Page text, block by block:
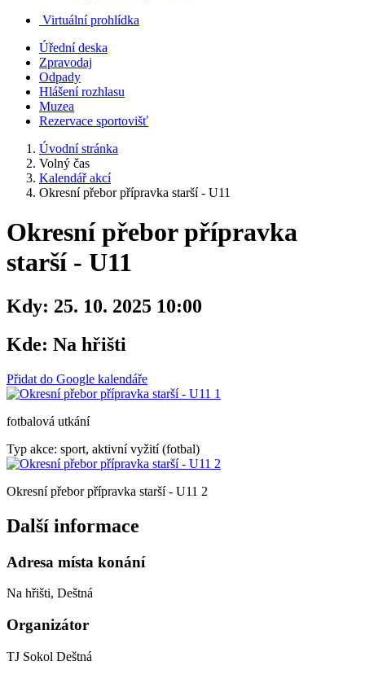
Virtuální prohlídka
Úřední deska
Zpravodaj
Odpady
Hlášení rozhlasu
Muzea
Rezervace sportovišť
Úvodní stránka
Volný čas
Kalendář akcí
Okresní přebor přípravka starší - U11
Okresní přebor přípravka
starší - U11
Kdy: 25. 10. 2025 10:00
Kde: Na hřišti
Přidat do Google kalendáře
fotbalová utkání
Typ akce: sport, aktivní vyžití (fotbal)
Okresní přebor přípravka starší - U11 2
Další informace
Adresa místa konání
Na hřišti, Deštná
Organizátor
TJ Sokol Deštná